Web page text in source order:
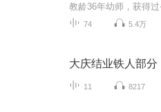
教龄36年幼师，获得
74 5.4万
大庆结业铁人部分
11 8217